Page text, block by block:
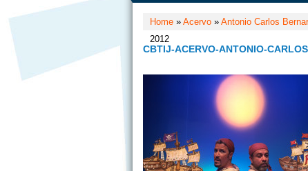
Home » Acervo » Antonio Carlos
2012
CBTIJ-ACERVO-ANTONIO-